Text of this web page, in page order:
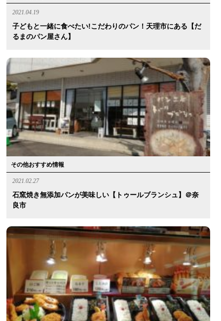
2021.04.19
子どもと一緒に食べたい!こだわりのパン！天理市にある【だ
るまのパン屋さん】
その他おすすめ情報
2021.02.27
石窯焼き無添加パンが美味しい【トゥールブランシュ】＠奈
良市